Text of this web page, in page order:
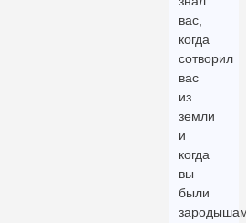
вас,
когда
сотворил
вас
из
земли
и
когда
вы
были